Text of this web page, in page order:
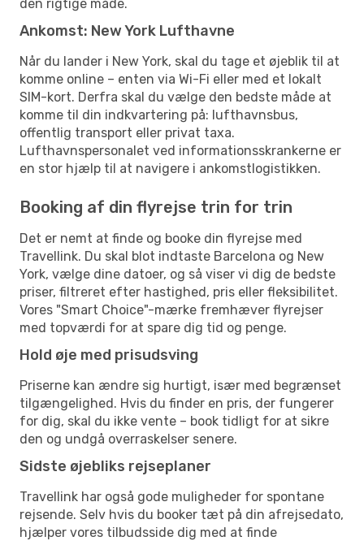
den rigtige måde.
Ankomst: New York Lufthavne
Når du lander i New York, skal du tage et øjeblik til at
komme online – enten via Wi-Fi eller med et lokalt
SIM-kort. Derfra skal du vælge den bedste måde at
komme til din indkvartering på: lufthavnsbus,
offentlig transport eller privat taxa.
Lufthavnspersonalet ved informationsskrankerne er
en stor hjælp til at navigere i ankomstlogistikken.
Booking af din flyrejse trin for trin
Det er nemt at finde og booke din flyrejse med
Travellink. Du skal blot indtaste Barcelona og New
York, vælge dine datoer, og så viser vi dig de bedste
priser, filtreret efter hastighed, pris eller fleksibilitet.
Vores "Smart Choice"-mærke fremhæver flyrejser
med topværdi for at spare dig tid og penge.
Hold øje med prisudsving
Priserne kan ændre sig hurtigt, især med begrænset
tilgængelighed. Hvis du finder en pris, der fungerer
for dig, skal du ikke vente – book tidligt for at sikre
den og undgå overraskelser senere.
Sidste øjebliks rejseplaner
Travellink har også gode muligheder for spontane
rejsende. Selv hvis du booker tæt på din afrejsedato,
hjælper vores tilbudsside dig med at finde